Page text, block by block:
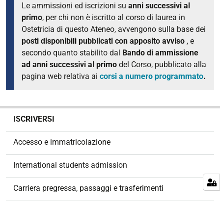
Le ammissioni ed iscrizioni su anni successivi al
primo, per chi non è iscritto al corso di laurea in
Ostetricia di questo Ateneo, avvengono sulla base dei
posti disponibili pubblicati con apposito avviso , e
secondo quanto stabilito dal Bando di ammissione
ad anni successivi al primo del Corso, pubblicato alla
pagina web relativa ai corsi a numero programmato.
ISCRIVERSI
Accesso e immatricolazione
International students admission
Carriera pregressa, passaggi e trasferimenti